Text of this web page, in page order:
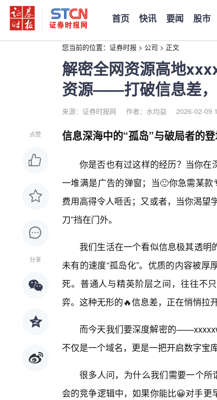
首页 快讯 要闻 股市
您当前的位置： 证券时报 > 公司 > 正文
解密全网资源高地
资源——打破信息差
来源：证券时报网 作者：水均益 2026-02-09
点赞
分享
信息深海中的“孤岛”与破局者的
你是否也有过这样的经历？当你
一堆满是广告的弹窗；当🙂你急需某
费用高得令人咂舌；又或者，当你渴望
刀”挡在门外。
我们生活在一个看似信息极其透
未有的速度“孤岛化”。优质的内容被
死。普通人与精英阶层之间，往往不
弈。这种无形的🔥信息差，正在悄悄拉
而今天我们要深度解密的
不仅是一个域名，更是一把开启数字宝
很多人问，为什么我们需要一个所
会的竞争逻辑中，如果你能比😀对手